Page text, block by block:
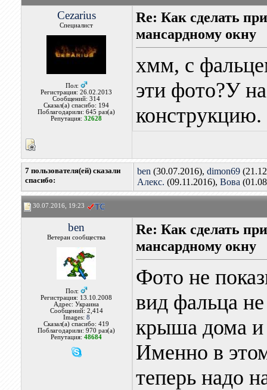
Cezarius
Специалист
Пол:
Регистрация: 26.02.2013
Сообщений: 314
Сказал(а) спасибо: 194
Поблагодарили: 645 раз(а)
Репутация:32628
Re: Как сделать
мансардному окну
хмм, с
эти фото?У
конструкцию.
7 пользователя(ей) сказали
cпасибо:
ben (30.07.2016), dimon69
Алекс. (09.11.2016), Вова
30.07.2016, 19:23
ben
Ветеран сообщества
Пол:
Регистрация: 13.10.2008
Адрес: Украина
Сообщений: 2,414
Images: 8
Сказал(а) спасибо: 419
Поблагодарили: 970 раз(а)
Репутация:48684
Re: Как сделать
мансардному окну
Фото не
вид фальца не
крыша дома и
Именно в
теперь надо